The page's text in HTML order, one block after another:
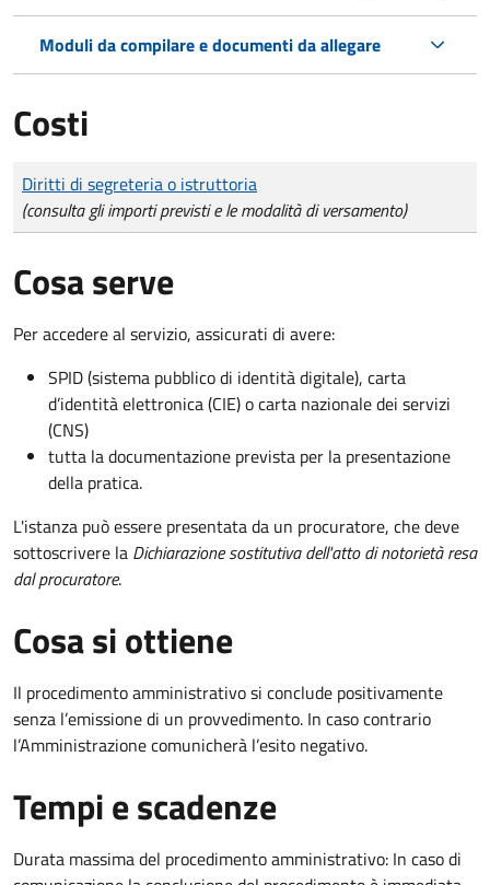
Moduli da compilare e documenti da allegare
Costi
Tipo di pagamento
Importo
Diritti di segreteria o istruttoria
(consulta gli importi previsti e le modalità di versamento)
Cosa serve
Per accedere al servizio, assicurati di avere:
SPID (sistema pubblico di identità digitale), carta
d’identità elettronica (CIE) o carta nazionale dei servizi
(CNS)
tutta la documentazione prevista per la presentazione
della pratica.
L'istanza può essere presentata da un procuratore, che deve
sottoscrivere la Dichiarazione sostitutiva dell'atto di notorietà resa
dal procuratore.
Cosa si ottiene
Il procedimento amministrativo si conclude positivamente
senza l’emissione di un provvedimento. In caso contrario
l’Amministrazione comunicherà l’esito negativo.
Tempi e scadenze
Durata massima del procedimento amministrativo: In caso di